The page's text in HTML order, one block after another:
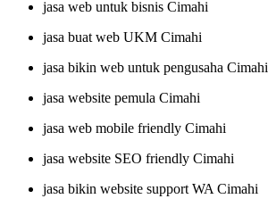
jasa web untuk bisnis Cimahi
jasa buat web UKM Cimahi
jasa bikin web untuk pengusaha Cimahi
jasa website pemula Cimahi
jasa web mobile friendly Cimahi
jasa website SEO friendly Cimahi
jasa bikin website support WA Cimahi